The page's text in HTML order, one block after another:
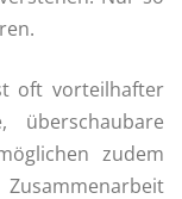
oft vorteilhafter
überschaubare
zudem